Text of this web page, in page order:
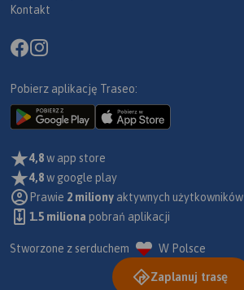
Kontakt
Pobierz aplikację Traseo:
4,8w app store
4,8w google play
Prawie 2 miliony aktywnych użytkowników
1.5 miliona pobrań aplikacji
Stworzone z serduchem W Polsce
Zaplanuj trasę